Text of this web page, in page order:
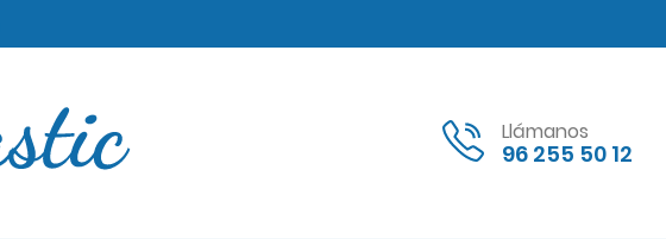
Llámanos
96 255 50 12